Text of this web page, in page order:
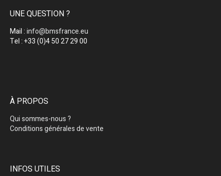
UNE QUESTION ?
Mail :info@bmsfrance.eu
Tel : +33 (0)4 50 27 29 00
À PROPOS
Qui sommes-nous ?
Conditions générales de vente
INFOS UTILES